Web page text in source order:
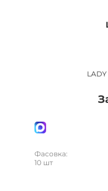
Фасовка:
10 шт